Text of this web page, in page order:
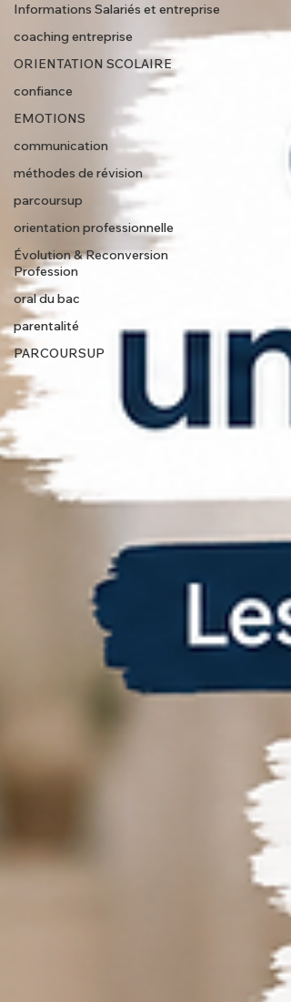
Informations Salariés et entreprise
coaching entreprise
ORIENTATION SCOLAIRE
confiance
EMOTIONS
communication
méthodes de révision
parcoursup
orientation professionnelle
Évolution & Reconversion
Profession
oral du bac
parentalité
PARCOURSUP